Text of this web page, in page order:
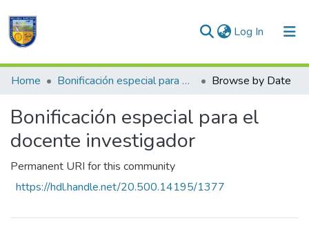
Log In (current)
Communities & Collections
All of DSpace
Home Bonificación especial para el docente investigador Browse by Date
Bonificación especial para el
docente investigador
Permanent URI for this community
https://hdl.handle.net/20.500.14195/1377